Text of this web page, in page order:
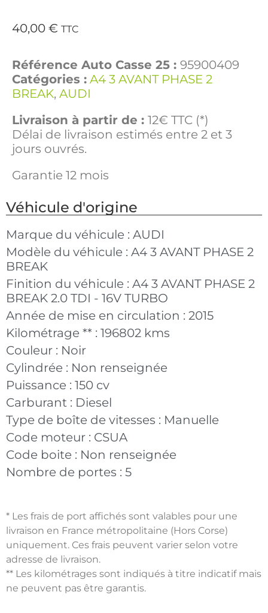
40,00 € TTC
Référence Auto Casse 25 : 95900409
Catégories : A4 3 AVANT PHASE 2
BREAK, AUDI
Livraison à partir de : 12€ TTC (*)
Délai de livraison estimés entre 2 et 3
jours ouvrés.
Garantie 12 mois
Véhicule d'origine
Marque du véhicule : AUDI
Modèle du véhicule : A4 3 AVANT PHASE 2
BREAK
Finition du véhicule : A4 3 AVANT PHASE 2
BREAK 2.0 TDI - 16V TURBO
Année de mise en circulation : 2015
Kilométrage ** : 196802 kms
Couleur : Noir
Cylindrée : Non renseignée
Puissance : 150 cv
Carburant : Diesel
Type de boîte de vitesses : Manuelle
Code moteur : CSUA
Code boite : Non renseignée
Nombre de portes : 5
* Les frais de port affichés sont valables pour une
livraison en France métropolitaine (Hors Corse)
uniquement. Ces frais peuvent varier selon votre
adresse de livraison.
** Les kilométrages sont indiqués à titre indicatif mais
ne peuvent pas être garantis.